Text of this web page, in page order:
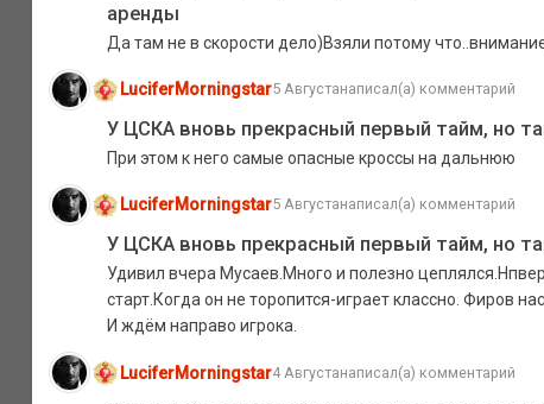
аренды
Да там не в скорости дело)Взяли потому
LuciferMorningstar5 Августанаписал(а) комментарий
У ЦСКА вновь прекрасный первый тайм, но
При этом к него самые опасные кроссы на дальнюю
LuciferMorningstar5 Августанаписал(а) комментарий
У ЦСКА вновь прекрасный первый тайм, но
Удивил вчера Мусаев.Много и полезно
старт.Когда он не торопится-играет классно. Фиров
И ждём направо игрока.
LuciferMorningstar4 Августанаписал(а) комментарий